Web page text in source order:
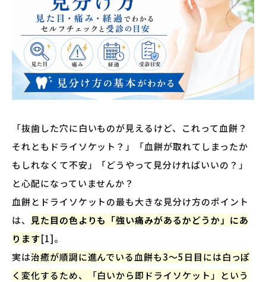
「抜歯した穴に白いものが見えるけど、これって血餅？
それともドライソケット？」「血餅が取れてしまったか
もしれなくて不安」「どうやって見分ければいいの？」
と心配になっていませんか？
血餅とドライソケットの最も大きな見分け方のポイント
は、
見た目の色よりも「強い痛みがあるかどうか」にあ
ります[1]。
実は治癒が順調に進んでいる血餅も3〜5日目には白っぽ
く変化するため、「白いから即ドライソケット」という